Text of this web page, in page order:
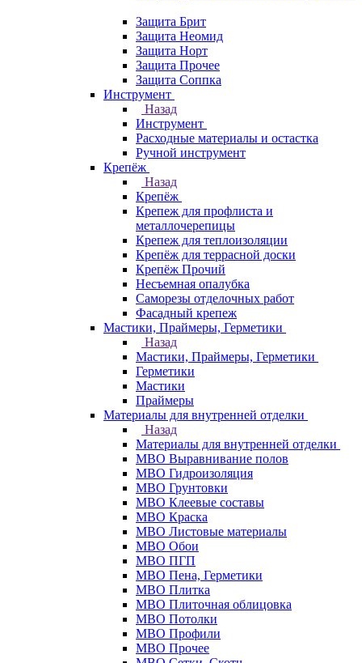
Защита Брит
Защита Неомид
Защита Норт
Защита Прочее
Защита Соппка
Инструмент
Назад
Инструмент
Расходные материалы и остастка
Ручной инструмент
Крепёж
Назад
Крепёж
Крепеж для профлиста и
металлочерепицы
Крепеж для теплоизоляции
Крепёж для террасной доски
Крепёж Прочий
Несъемная опалубка
Саморезы отделочных работ
Фасадный крепеж
Мастики, Праймеры, Герметики
Назад
Мастики, Праймеры, Герметики
Герметики
Мастики
Праймеры
Материалы для внутренней отделки
Назад
Материалы для внутренней отделки
МВО Выравнивание полов
МВО Гидроизоляция
МВО Грунтовки
МВО Клеевые составы
МВО Краска
МВО Листовые материалы
МВО Обои
МВО ПГП
МВО Пена, Герметики
МВО Плитка
МВО Плиточная облицовка
МВО Потолки
МВО Профили
МВО Прочее